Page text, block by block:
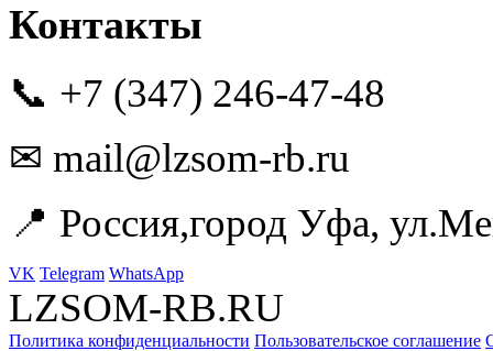
Контакты
📞 +7 (347) 246-47-48
✉ mail@lzsom-rb.ru
📍 Россия,город Уфа,
VK Telegram WhatsApp
LZSOM-RB.RU
Политика конфиденциальности Пользовательское соглашение